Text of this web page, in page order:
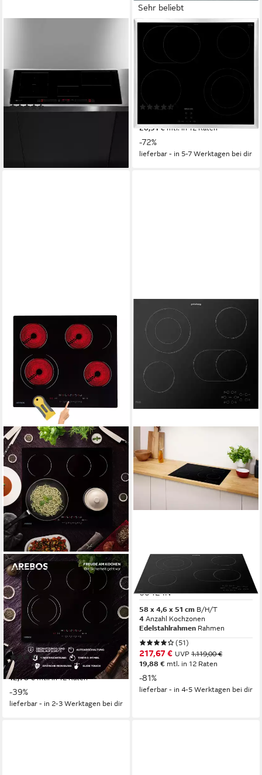
77,8 x 5 x 51,8 cm
B/H/T
4
Anzahl Kochzonen
Aluminiumrahmen
(19)
Sehr beliebt
SIEMENS
Elektro-Kochfeld iQ300
ET645HN17E
58,3 x 4,8 x 51,3 cm
4
Anzahl Kochzonen
flacher Edelstahlrahmen
(445)
UVP
20,91 €mtl. in 12 Raten
-72%
lieferbar - in 5-7 Werktagen bei dir
AREBOS
Elektro-Kochfeld
Glaskeramikkochfeld - 6600W
- 4 Kochzonen
4 Anzahl Kochzonen
rahmenlos
Rahmen
Touch-Slider
Bedienelemente
(70)
139,90 € UVP229,90 €
12,78 €mtl. in 12 Raten
-39%
lieferbar - in 2-3 Werktagen bei dir
PRIVILEG
Elektro-Kochfeld PCTAC
6042 IN
58 x 4,6 x 51 cm B/H/T
4 Anzahl Kochzonen
Edelstahlrahmen Rahmen
(51)
217,67 € UVP 1.119,00 €
19,88 € mtl. in 12 Raten
-81%
lieferbar - in 4-5 Werktagen bei dir